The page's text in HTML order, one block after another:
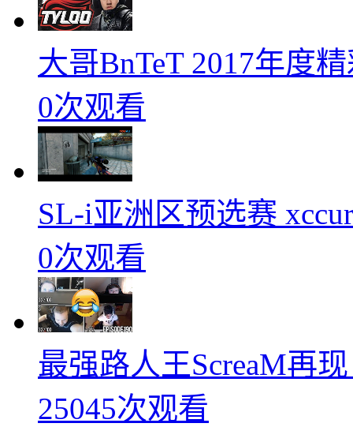
大哥BnTeT 2017年度
0次观看
SL-i亚洲区预选赛
0次观看
最强路人王ScreaM再
25045次观看